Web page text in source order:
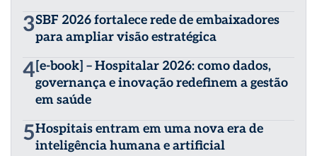
3SBF 2026 fortalece rede de embaixadores
para ampliar visão estratégica
4[e-book] – Hospitalar 2026: como dados,
governança e inovação redefinem a gestão
em saúde
5Hospitais entram em uma nova era de
inteligência humana e artificial